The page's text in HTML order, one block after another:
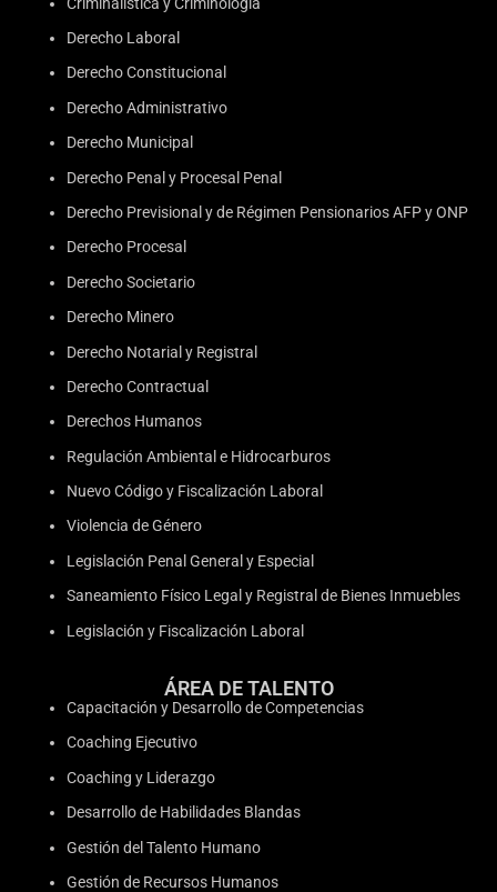
Derecho Laboral
Derecho Constitucional
Derecho Administrativo
Derecho Municipal
Derecho Penal y Procesal Penal
Derecho Previsional y de Régimen Pensionarios AFP y ONP
Derecho Procesal
Derecho Societario
Derecho Minero
Derecho Notarial y Registral
Derecho Contractual
Derechos Humanos
Regulación Ambiental e Hidrocarburos
Nuevo Código y Fiscalización Laboral
Violencia de Género
Legislación Penal General y Especial
Saneamiento Físico Legal y Registral de Bienes Inmuebles
Legislación y Fiscalización Laboral
ÁREA DE TALENTO
Capacitación y Desarrollo de Competencias
Coaching Ejecutivo
Coaching y Liderazgo
Desarrollo de Habilidades Blandas
Gestión del Talento Humano
Gestión de Recursos Humanos